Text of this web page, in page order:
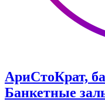
АриСтоКрат,
Банкетные